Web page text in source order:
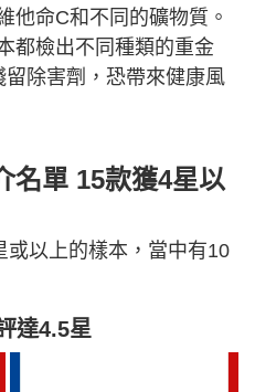
他命C和不同的礦物質。
都檢出不同種類的重金
除害劑，恐帶來健康風
名單 15款獲4星以
或以上的樣本，當中有10
達4.5星